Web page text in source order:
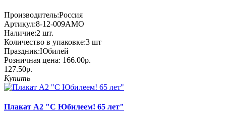
Производитель:Россия
Артикул:8-12-009АМО
Наличие:2 шт.
Количество в упаковке:3 шт
Праздник:Юбилей
Розничная цена: 166.00р.
127.50р.
Купить
Плакат А2 "С Юбилеем! 65 лет"